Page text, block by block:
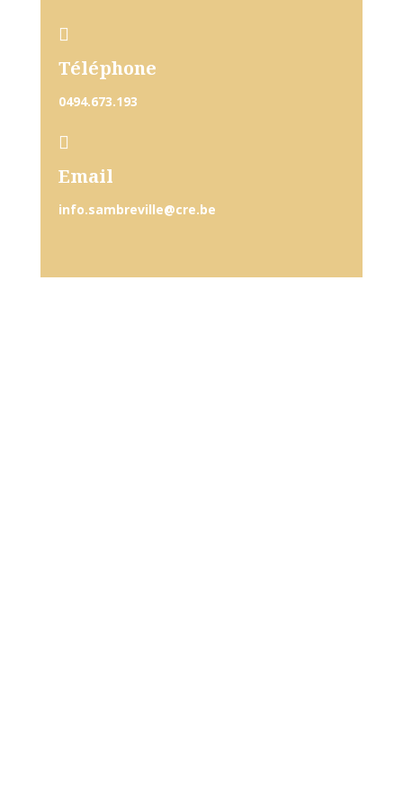

Téléphone
0494.673.193

Email
info.sambreville@cre.be